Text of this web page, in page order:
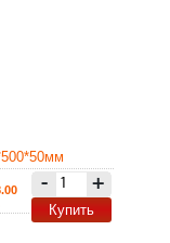
- +
Купить